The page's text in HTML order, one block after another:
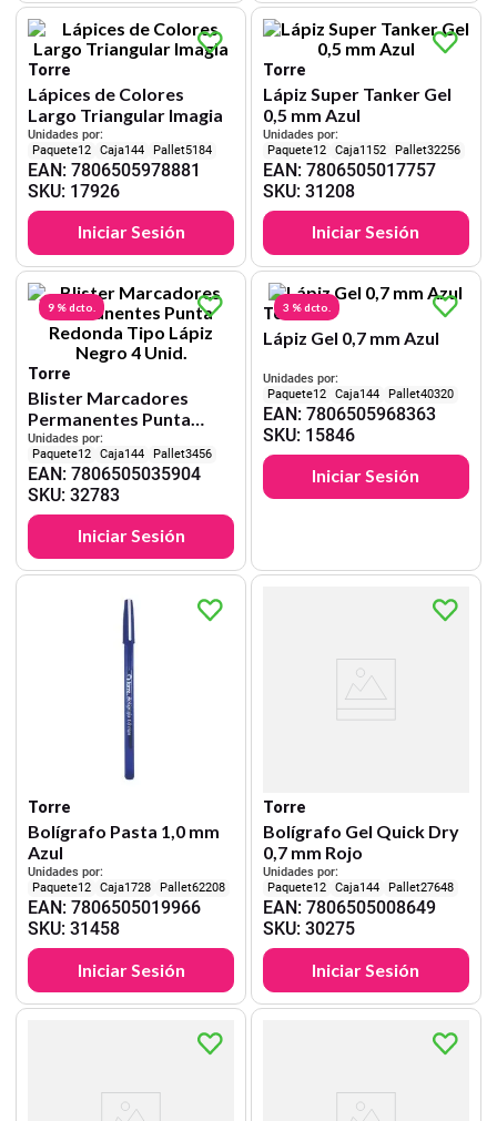
Torre
Lápices de Colores
Largo Triangular Imagia
Unidades por:
12
144 5184
EAN:7806505978881
SKU: 17926
Iniciar Sesión
Torre
Lápiz Super Tanker Gel
0,5 mm Azul
Unidades por:
12
1152 32256
EAN: 7806505017757
SKU: 31208
Iniciar Sesión
9 %dcto.
Torre
Blister Marcadores
Permanentes Punta
Redonda Tipo Lápiz
Negro 4 Unid.
Unidades por:
12
144 3456
EAN:7806505035904
SKU:32783
Iniciar Sesión
3 %dcto.
Torre
Lápiz Gel 0,7 mm Azul
Unidades por:
12
144 40320
EAN: 7806505968363
SKU: 15846
Iniciar Sesión
Torre
Bolígrafo Pasta 1,0 mm
Azul
Unidades por:
12
1728 62208
EAN:7806505019966
SKU:31458
Iniciar Sesión
Torre
Bolígrafo Gel Quick Dry
0,7 mm Rojo
Unidades por:
12
144 27648
EAN: 7806505008649
SKU: 30275
Iniciar Sesión